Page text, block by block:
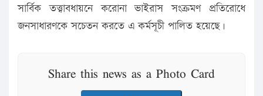
সার্বিক তত্ত্বাবধায়নে করোনা ভাইরাস সংক্রমণ প্রতিরোধে
জনসাধারণকে সচেতন করতে এ কর্মসূচী পালিত হয়েছে।
Share this news as a Photo Card